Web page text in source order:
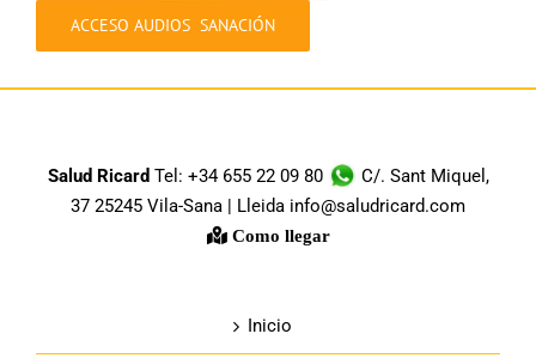
ACCESO AUDIOS SANACIÓN
Salud Ricard Tel: +34 655 22 09 80
C/. Sant Miquel,
37 25245 Vila-Sana | Lleida info@saludricard.com
Como llegar
Inicio